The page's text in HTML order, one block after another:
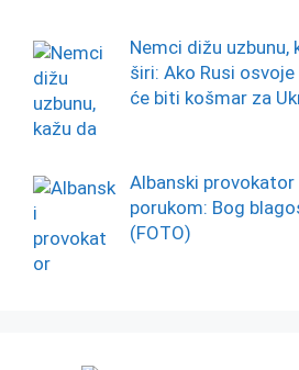
Nemci dižu uzbunu,
širi: Ako Rusi
će biti košmar za
Albanski provokator
porukom: Bog
(FOTO)